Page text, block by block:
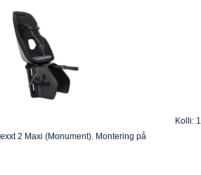
Kolli: 1
2 Maxi (Monument). Montering på